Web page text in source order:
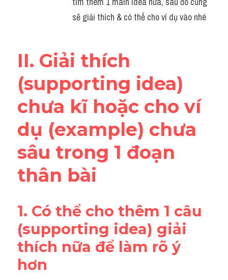
sẽ giải thích & có thể cho ví dụ vào nhé
II. Giải thích
(supporting idea)
chưa kĩ hoặc cho ví
dụ (example) chưa
sâu trong 1 đoạn
thân bài
1. Có thể cho thêm 1 câu
(supporting idea) giải
thích nữa để làm rõ ý
hơn